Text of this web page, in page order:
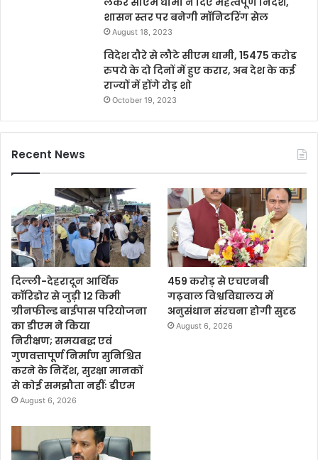
शासन स्तर पर बनेगी मॉनिटरिंग सेल
August 18, 2023
विदेश दौरे से लौटे सीएम धामी, 15475 करोड
रुपये के दो दिनों में हुए करार, अब देश के कई
राज्यों में होंगे रोड़ शो
October 19, 2023
Recent News
दिल्ली-देहरादून आर्थिक
कॉरिडोर से जुड़ी 12 किमी
ग्रीनफील्ड बाईपास परियोजना
का डीएम ने किया
निरीक्षण; समयबद्ध एवं
गुणवत्तापूर्ण निर्माण सुनिश्चित
करने के निर्देश, सुरक्षा मानकों
से कोई समझौता नहींः डीएम
August 6, 2026
459 करोड़ से एचएनबी
गढ़वाल विश्वविद्यालय में
अनुसंधान संरचना होगी सुदृढ
August 6, 2026